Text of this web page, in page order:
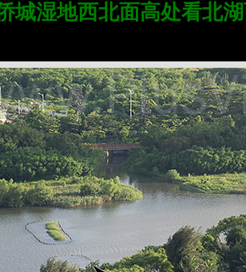
城湿地西北面高处看北